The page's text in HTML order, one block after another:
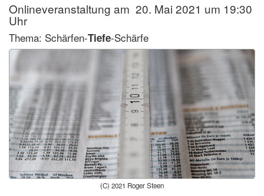
Onlineveranstaltung am 20. Mai 2021 um 19:30
Uhr
Thema: Schärfen-Tiefe-Schärfe
(C) 2021 Roger Steen